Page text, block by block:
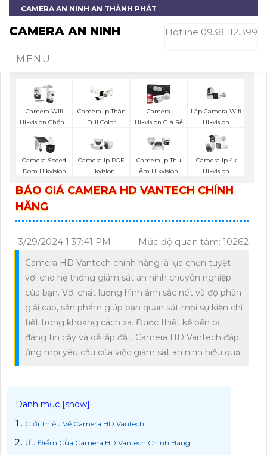
CAMERA AN NINH AN THÀNH PHÁT
CAMERA AN NINH Hotline 0938.112.399
MENU
Camera Wifi
Hikvision Chống
Camera Ip Thân
Full Color
Camera
Hikvision Giá Rẻ
Lắp Camera Wifi
Hikvision
Camera Speed
Dom Hikvision
Camera Ip POE
Hikvision
Camera Ip Thu
Âm Hikvision
Camera Ip 4k
Hikvision
BÁO GIÁ CAMERA HD VANTECH CHÍNH
HÃNG
3/29/2024 1:37:41 PM Mức độ quan tâm: 10262
Camera HD Vantech chính hãng là lựa chọn tuyệt
vời cho hệ thống giám sát an ninh chuyên nghiệp
của bạn. Với chất lượng hình ảnh sắc nét và độ phân
giải cao, sản phẩm giúp bạn quan sát mọi sự kiện chi
tiết trong khoảng cách xa. Được thiết kế bền bỉ,
đáng tin cậy và dễ lắp đặt, Camera HD Vantech đáp
ứng mọi yêu cầu của việc giám sát an ninh hiệu quả.
Giới Thiệu Về Camera HD Vantech
Ưu Điểm Của Camera HD Vantech Chính Hãng